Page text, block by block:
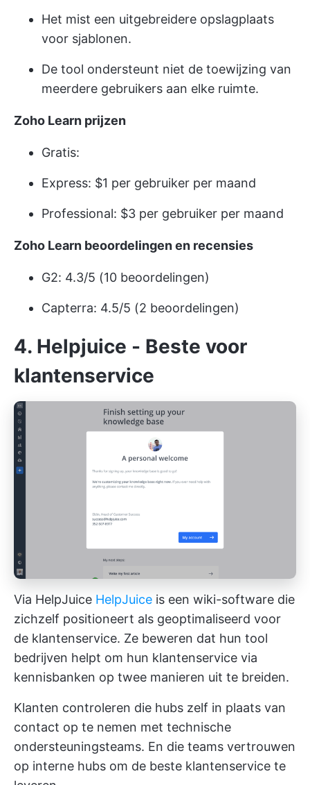
Het mist een uitgebreidere opslagplaats
voor sjablonen.
De tool ondersteunt niet de toewijzing van
meerdere gebruikers aan elke ruimte.
Zoho Learn prijzen
Gratis:
Express: $1 per gebruiker per maand
Professional: $3 per gebruiker per maand
Zoho Learn beoordelingen en recensies
G2: 4.3/5 (10 beoordelingen)
Capterra: 4.5/5 (2 beoordelingen)
4. Helpjuice - Beste voor
klantenservice
Via HelpJuice HelpJuice is een wiki-software die
zichzelf positioneert als geoptimaliseerd voor
de klantenservice. Ze beweren dat hun tool
bedrijven helpt om hun klantenservice via
kennisbanken op twee manieren uit te breiden.
Klanten controleren die hubs zelf in plaats van
contact op te nemen met technische
ondersteuningsteams. En die teams vertrouwen
op interne hubs om de beste klantenservice te